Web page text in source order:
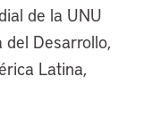
de la UNU
del Desarrollo,
Latina,